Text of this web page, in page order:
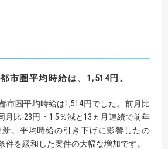
市圏平均時給は、 1,514円。
市圏平均時給は1,514円でした。前月比
月比-23円・1.5％減と13ヵ月連続で前年
。平均時給の引き下げに影響したの
件を緩和した案件の大幅な増加です。